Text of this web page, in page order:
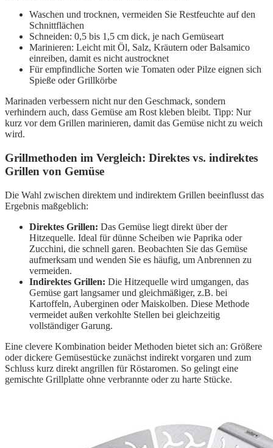
Waschen und trocknen, vermeiden Sie Restfeuchte auf den
Schnittflächen
Schneiden: 0,5 bis 1,5 cm dick, je nach Gemüseart
Marinieren: Leicht mit Öl, Salz, Kräutern oder Balsamico
einreiben, damit es nicht austrocknet
Für empfindliche Sorten wie Tomaten oder Pilze eignen sich
Spieße oder Grillkörbe
Marinaden verbessern nicht nur den Geschmack, sondern
verhindern auch, dass Gemüse am Rost kleben bleibt. Tipp: Nur
kurz vor dem Grillen marinieren, damit das Gemüse nicht zu weich
wird.
Grillmethoden im Vergleich: Direktes vs. indirektes
Grillen von Gemüse
Die Wahl zwischen direktem und indirektem Grillen beeinflusst das
Ergebnis maßgeblich:
Direktes Grillen: Das Gemüse liegt direkt über der
Hitzequelle. Ideal für dünne Scheiben wie Paprika oder
Zucchini, die schnell garen. Beobachten Sie das Gemüse
aufmerksam und wenden Sie es häufig, um Anbrennen zu
vermeiden.
Indirektes Grillen: Die Hitzequelle wird umgangen, das
Gemüse gart langsamer und gleichmäßiger, z.B. bei
Kartoffeln, Auberginen oder Maiskolben. Diese Methode
vermeidet außen verkohlte Stellen bei gleichzeitig
vollständiger Garung.
Eine clevere Kombination beider Methoden bietet sich an: Größere
oder dickere Gemüsestücke zunächst indirekt vorgaren und zum
Schluss kurz direkt angrillen für Röstaromen. So gelingt eine
gemischte Grillplatte ohne verbrannte oder zu harte Stücke.